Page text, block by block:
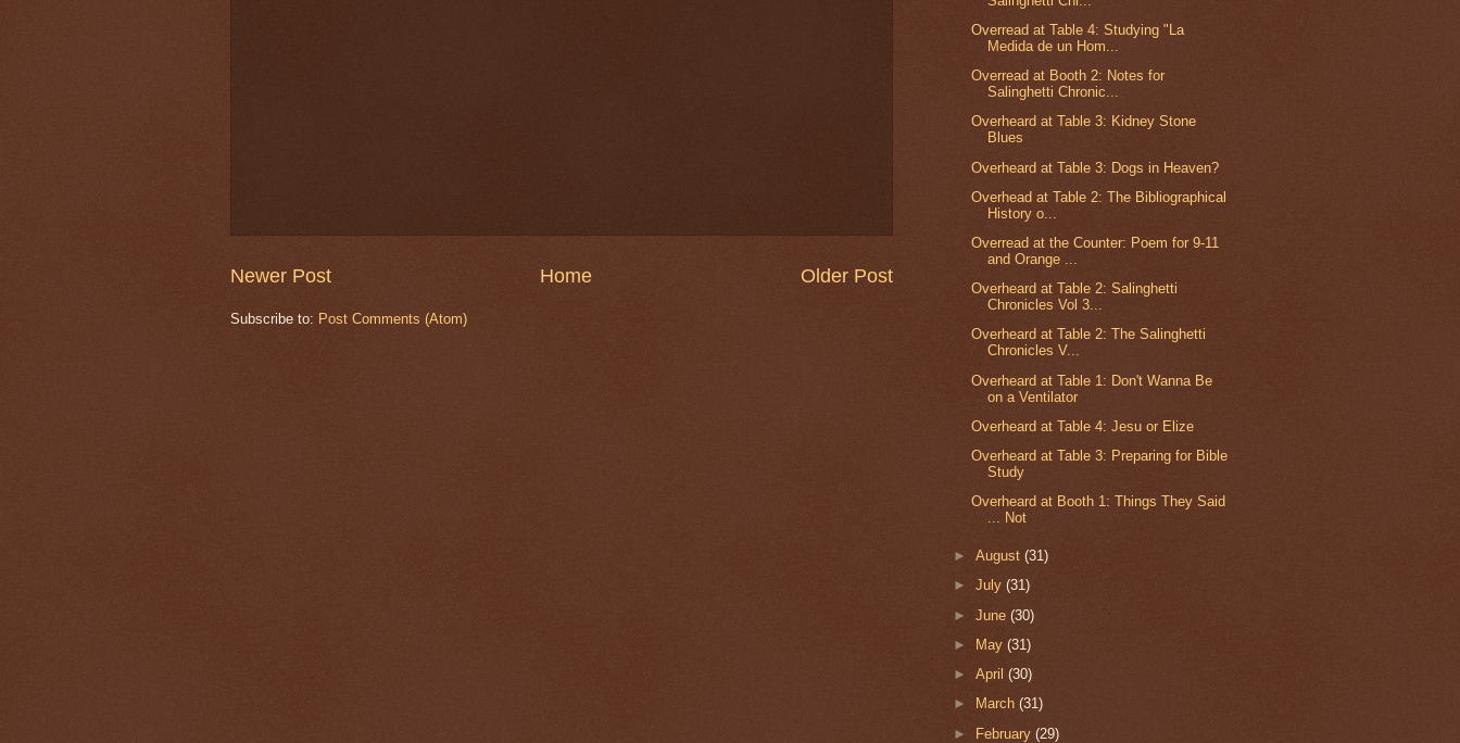
Newer Post Older Post
Home
Subscribe to: Post Comments (Atom)
Overread at Table 4: Studying "La
Medida de un Hom...
Overread at Booth 2: Notes for
Salinghetti Chronic...
Overheard at Table 3: Kidney Stone
Blues
Overheard at Table 3: Dogs in Heaven?
Overhead at Table 2: The Bibliographical
History o...
Overread at the Counter: Poem for 9-11
and Orange ...
Overheard at Table 2: Salinghetti
Chronicles Vol 3...
Overheard at Table 2: The Salinghetti
Chronicles V...
Overheard at Table 1: Don't Wanna Be
on a Ventilator
Overheard at Table 4: Jesu or Elize
Overheard at Table 3: Preparing for Bible
Study
Overheard at Booth 1: Things They Said
... Not
►August(31)
►July(31)
►June(30)
►
May(31)
►April(30)
►
March(31)
► February(29)